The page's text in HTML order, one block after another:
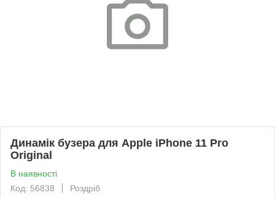
Динамік бузера для Apple iPhone 11 Pro
Original
В наявності
Код: 56838
Роздріб